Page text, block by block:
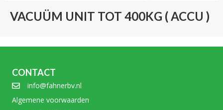
VACUÜM UNIT TOT 400KG ( ACCU )
CONTACT
info@fahnerbv.nl
Algemene voorwaarden